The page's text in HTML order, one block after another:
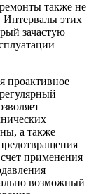
также не
Интервалы этих
зачастую
проактивное
а также
применения
возможный